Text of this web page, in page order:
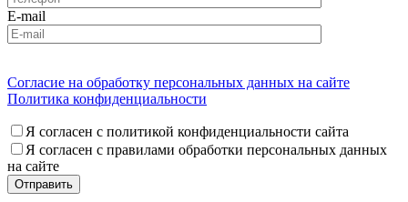
E-mail
Согласие на обработку персональных данных на сайте
Политика конфиденциальности
Я согласен с политикой конфиденциальности сайта
Я согласен с правилами обработки персональных данных
на сайте